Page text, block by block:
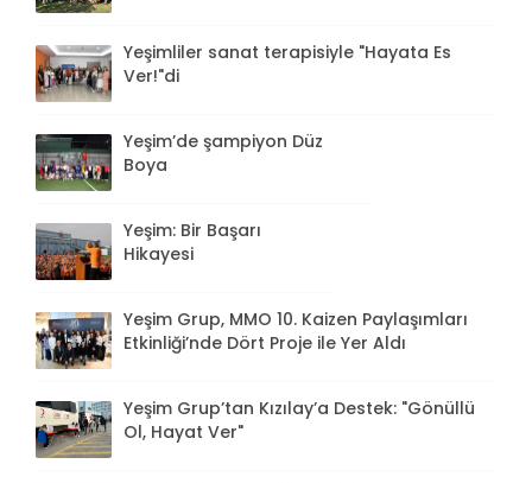
Yeşimliler sanat terapisiyle "Hayata Es
Ver!"di
Yeşim’de şampiyon Düz
Boya
Yeşim: Bir Başarı
Hikayesi
Yeşim Grup, MMO 10. Kaizen Paylaşımları
Etkinliği’nde Dört Proje ile Yer Aldı
Yeşim Grup’tan Kızılay’a Destek: "Gönüllü
Ol, Hayat Ver"